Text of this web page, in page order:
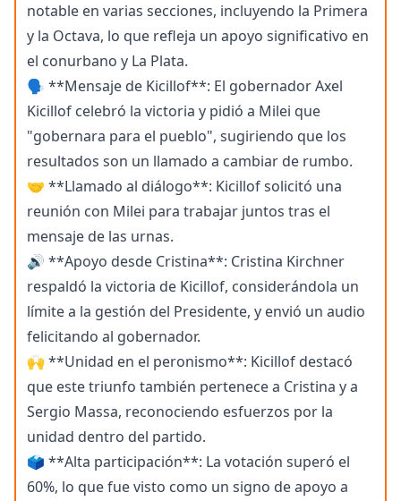
notable en varias secciones, incluyendo la Primera
y la Octava, lo que refleja un apoyo significativo en
el conurbano y La Plata.
🗣️ **Mensaje de Kicillof**: El gobernador Axel
Kicillof celebró la victoria y pidió a Milei que
"gobernara para el pueblo", sugiriendo que los
resultados son un llamado a cambiar de rumbo.
🤝 **Llamado al diálogo**: Kicillof solicitó una
reunión con Milei para trabajar juntos tras el
mensaje de las urnas.
🔊 **Apoyo desde Cristina**: Cristina Kirchner
respaldó la victoria de Kicillof, considerándola un
límite a la gestión del Presidente, y envió un audio
felicitando al gobernador.
🙌 **Unidad en el peronismo**: Kicillof destacó
que este triunfo también pertenece a Cristina y a
Sergio Massa, reconociendo esfuerzos por la
unidad dentro del partido.
🗳️ **Alta participación**: La votación superó el
60%, lo que fue visto como un signo de apoyo a